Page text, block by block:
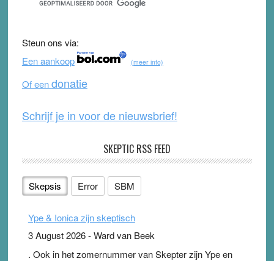
e
b
o
o
k
er T
b
e
d
Steun ons via:
Een aankoop
(meer info)
Of eendonatie
Schrijf je in voor de nieuwsbrief!
SKEPTIC RSS FEED
Skepsis Error SBM
Ype & Ionica zijn skeptisch
3 August 2026-Ward van Beek
. Ook in het zomernummer van Skepter zijn Ype en